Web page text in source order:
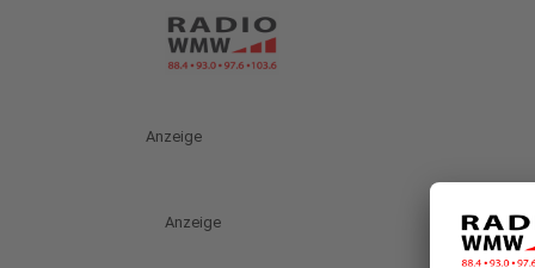
Anzeige
Anzeige